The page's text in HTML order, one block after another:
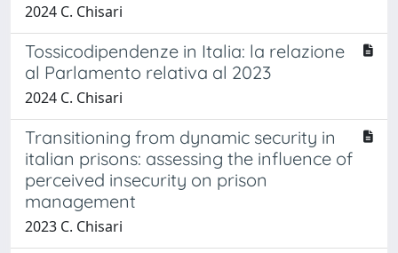
2024 C. Chisari
Tossicodipendenze in Italia: la relazione
al Parlamento relativa al 2023
2024 C. Chisari
Transitioning from dynamic security in
italian prisons: assessing the influence of
perceived insecurity on prison
management
2023 C. Chisari